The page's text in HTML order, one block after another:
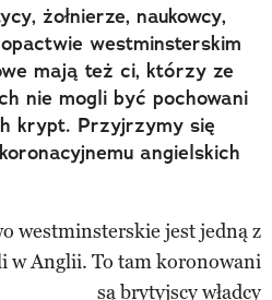
żołnierze, naukowcy,
westminsterskim
mają też ci, którzy ze
nie mogli być pochowani
krypt. Przyjrzymy się
angielskich